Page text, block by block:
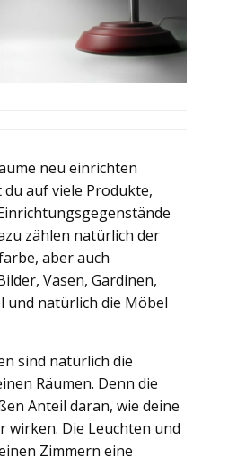
neu einrichten
auf viele Produkte,
zählen natürlich der
aber auch
Vasen, Gardinen,
und natürlich die Möbel
sind natürlich die
Räumen. Denn die
Anteil daran, wie deine
wirken. Die Leuchten und
Zimmern eine